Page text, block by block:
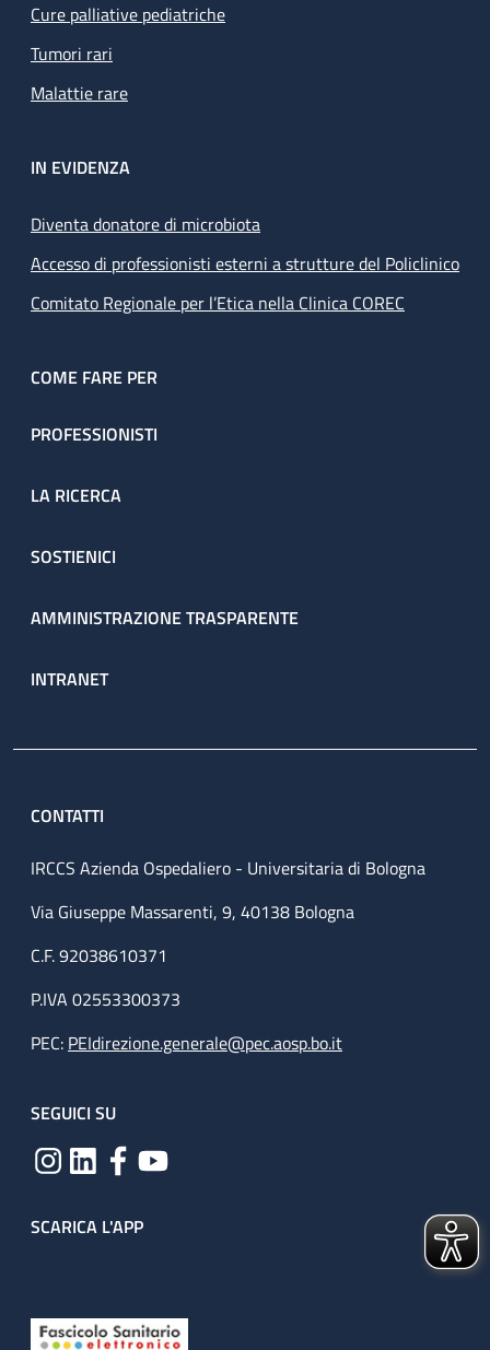
Cure palliative pediatriche
Tumori rari
Malattie rare
IN EVIDENZA
Diventa donatore di microbiota
Accesso di professionisti esterni a strutture del Policlinico
Comitato Regionale per l’Etica nella Clinica COREC
COME FARE PER
PROFESSIONISTI
LA RICERCA
SOSTIENICI
AMMINISTRAZIONE TRASPARENTE
INTRANET
CONTATTI
IRCCS Azienda Ospedaliero - Universitaria di Bologna
Via Giuseppe Massarenti, 9, 40138 Bologna
C.F. 92038610371
P.IVA 02553300373
PEC: PEIdirezione.generale@pec.aosp.bo.it
SEGUICI SU
SCARICA L'APP